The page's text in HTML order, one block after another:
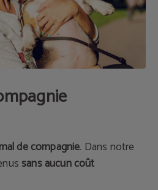
de compagnie. Dans notre
sans aucun coût